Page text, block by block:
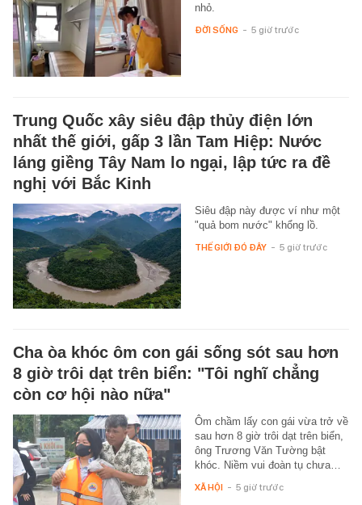
nhỏ.
ĐỜI SỐNG - 5 giờ trước
Trung Quốc xây siêu đập thủy điện lớn
nhất thế giới, gấp 3 lần Tam Hiệp: Nước
láng giềng Tây Nam lo ngại, lập tức ra đề
nghị với Bắc Kinh
Siêu đập này được ví như một
"quả bom nước" khổng lồ.
THẾ GIỚI ĐÓ ĐÂY - 5 giờ trước
Cha òa khóc ôm con gái sống sót sau hơn
8 giờ trôi dạt trên biển: "Tôi nghĩ chẳng
còn cơ hội nào nữa"
Ôm chầm lấy con gái vừa trở về
sau hơn 8 giờ trôi dạt trên biển,
ông Trương Văn Tường bật
khóc. Niềm vui đoàn tụ chưa…
XÃ HỘI - 5 giờ trước